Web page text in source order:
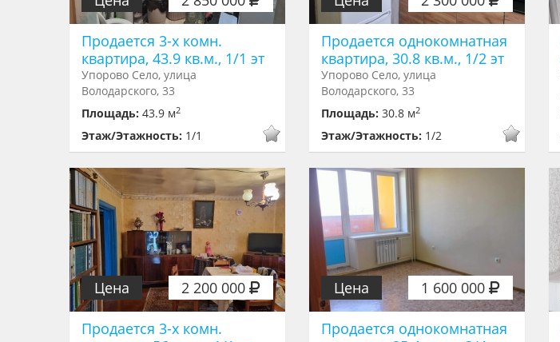
Продается 3-х комн.
квартира, 43.9 кв.м., 1/1 эт
Упорово Село, улица
Володарского, 33
Площадь: 43.9 м2
Этаж/Этажность: 1/1
Продается однокомнатная
квартира, 30.8 кв.м., 1/2 эт
Упорово Село, улица
Володарского, 33
Площадь: 30.8 м2
Этаж/Этажность: 1/2
2 200 000
Цена
Продается 3-х комн.
1 600 000
Цена
Продается однокомнатная